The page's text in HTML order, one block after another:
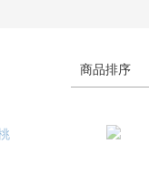
商品排序